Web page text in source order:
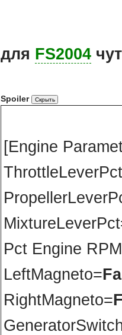
для FS2004
Spoiler
[Engine
Pct Engine
LeftMagneto=
RightMagneto=